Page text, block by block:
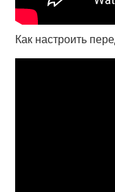
Как настроить